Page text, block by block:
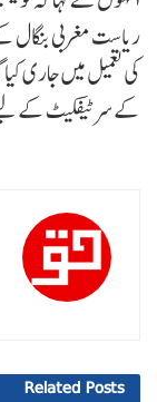
ریاست مغربی بنگال
کی تعمیل میں جاری
کے سرٹیفکیٹ کے
Related Posts